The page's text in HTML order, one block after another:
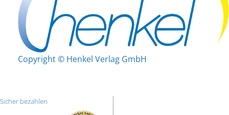
Copyright © Henkel Verlag GmbH
Sicher bezahlen